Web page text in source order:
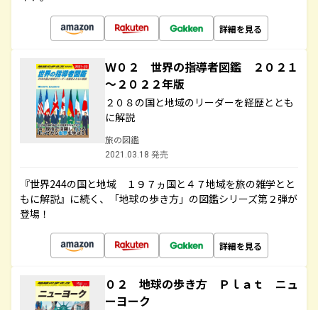
詳細を見る
Ｗ０２ 世界の指導者図鑑 ２０２１
～２０２２年版
２０８の国と地域のリーダーを経歴ととも
に解説
旅の図鑑
2021.03.18 発売
『世界244の国と地域 １９７ヵ国と４７地域を旅の雑学とと
もに解説』に続く、「地球の歩き方」の図鑑シリーズ第２弾が
登場！
詳細を見る
０２ 地球の歩き方 Ｐｌａｔ ニュ
ーヨーク